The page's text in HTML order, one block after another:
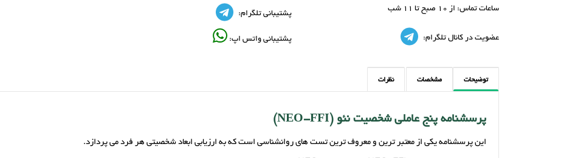
ساعات تماس: از 10 صبح تا 11 شب
پشتیبانی تلگرام:
عضویت در کانال تلگرام: پشتیبانی واتس اپ:
توضیحات مشخصات نظرات
پرسشنامه پنج عاملی شخصیت نئو (NEO-FFI)
این پرسشنامه یکی از معتبر ترین و معروف ترین تست های روانشناسی است که به ارزیابی ابعاد شخصیتی هر فرد می پردازد.